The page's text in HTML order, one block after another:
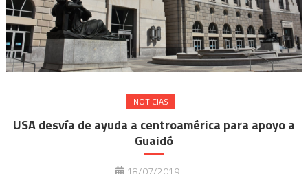
NOTICIAS
USA desvía de ayuda a centroamérica para apoyo a
Guaidó
18/07/2019